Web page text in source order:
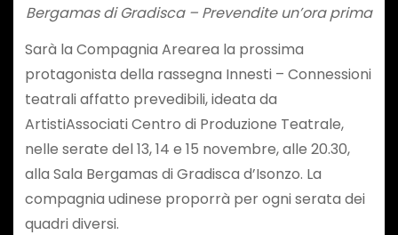
Bergamas di Gradisca – Prevendite un’ora prima
Sarà la Compagnia Arearea la prossima
protagonista della rassegna Innesti – Connessioni
teatrali affatto prevedibili, ideata da
ArtistiAssociati Centro di Produzione Teatrale,
nelle serate del 13, 14 e 15 novembre, alle 20.30,
alla Sala Bergamas di Gradisca d’Isonzo. La
compagnia udinese proporrà per ogni serata dei
quadri diversi.